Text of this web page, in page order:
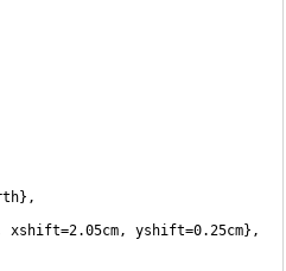
} ,
xshift=2.05cm, yshift=0.25cm} ,